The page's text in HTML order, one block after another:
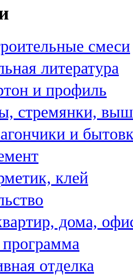
смеси
литература
и профиль
стремянки,
и
клей
дома,
отделка